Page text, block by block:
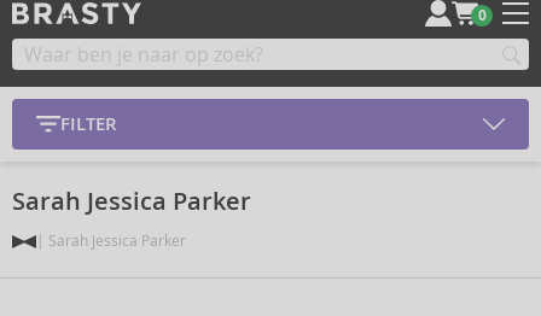
0
FILTER
Sarah Jessica Parker
Sarah Jessica Parker